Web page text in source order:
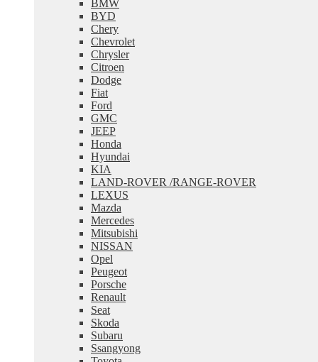
BMW
BYD
Chery
Chevrolet
Chrysler
Citroen
Dodge
Fiat
Ford
GMC
JEEP
Honda
Hyundai
KIA
LAND-ROVER /RANGE-ROVER
LEXUS
Mazda
Mercedes
Mitsubishi
NISSAN
Opel
Peugeot
Porsche
Renault
Seat
Skoda
Subaru
Ssangyong